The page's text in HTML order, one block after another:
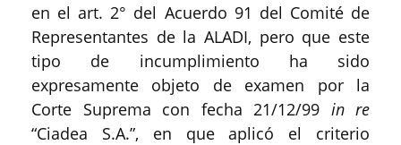
en el art. 2° del Acuerdo 91 del Comité de
Representantes de la ALADI, pero que este
tipo de incumplimiento ha sido
expresamente objeto de examen por la
Corte Suprema con fecha 21/12/99 in re
“Ciadea S.A.”, en que aplicó el criterio